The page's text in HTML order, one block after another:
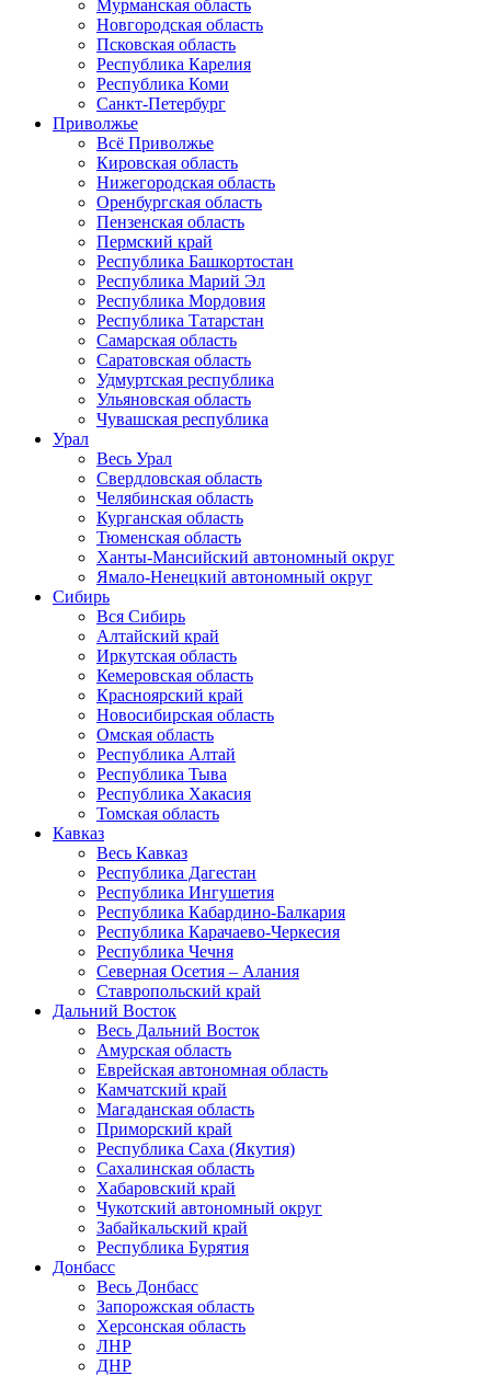
Мурманская область
Новгородская область
Псковская область
Республика Карелия
Республика Коми
Санкт-Петербург
Приволжье
Всё Приволжье
Кировская область
Нижегородская область
Оренбургская область
Пензенская область
Пермский край
Республика Башкортостан
Республика Марий Эл
Республика Мордовия
Республика Татарстан
Самарская область
Саратовская область
Удмуртская республика
Ульяновская область
Чувашская республика
Урал
Весь Урал
Свердловская область
Челябинская область
Курганская область
Тюменская область
Ханты-Мансийский автономный округ
Ямало-Ненецкий автономный округ
Сибирь
Вся Сибирь
Алтайский край
Иркутская область
Кемеровская область
Красноярский край
Новосибирская область
Омская область
Республика Алтай
Республика Тыва
Республика Хакасия
Томская область
Кавказ
Весь Кавказ
Республика Дагестан
Республика Ингушетия
Республика Кабардино-Балкария
Республика Карачаево-Черкесия
Республика Чечня
Северная Осетия – Алания
Ставропольский край
Дальний Восток
Весь Дальний Восток
Амурская область
Еврейская автономная область
Камчатский край
Магаданская область
Приморский край
Республика Саха (Якутия)
Сахалинская область
Хабаровский край
Чукотский автономный округ
Забайкальский край
Республика Бурятия
Донбасс
Весь Донбасс
Запорожская область
Херсонская область
ЛНР
ДНР